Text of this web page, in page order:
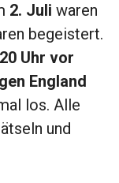
2. Juli waren
begeistert.
Uhr vor
England
los. Alle
und